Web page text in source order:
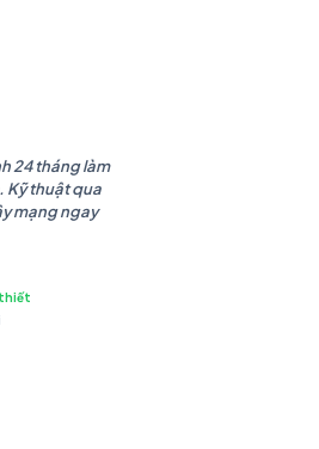
24 tháng làm
Kỹ thuật qua
mạng ngay
thiết